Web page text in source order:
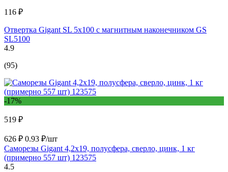
116 ₽
Отвертка Gigant SL 5x100 с магнитным наконечником GS
SL5100
4.9
(95)
-17%
519 ₽
626 ₽ 0.93 ₽/шт
Саморезы Gigant 4,2x19, полусфера, сверло, цинк, 1 кг
(примерно 557 шт) 123575
4.5